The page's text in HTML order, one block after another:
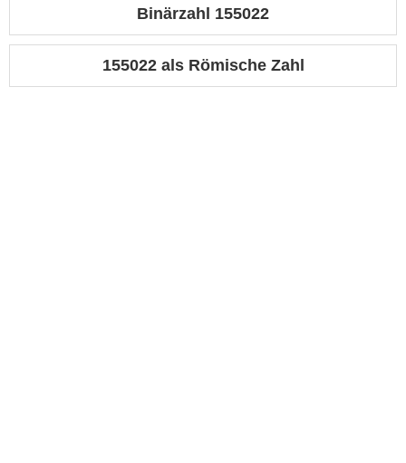
Binärzahl 155022
155022 als Römische Zahl